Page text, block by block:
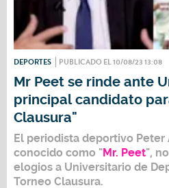
DEPORTES PUBLICADO EL 10/08/23 13:08
Mr Peet se rinde ante
principal candidato
Clausura"
El periodista deportivo Peter
conocido como "Mr. Peet",
elogios a Universitario de
Torneo Clausura.